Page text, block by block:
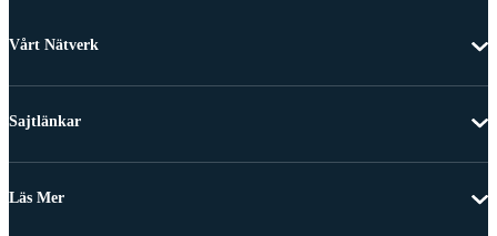
Vårt Nätverk
Sajtlänkar
Läs Mer